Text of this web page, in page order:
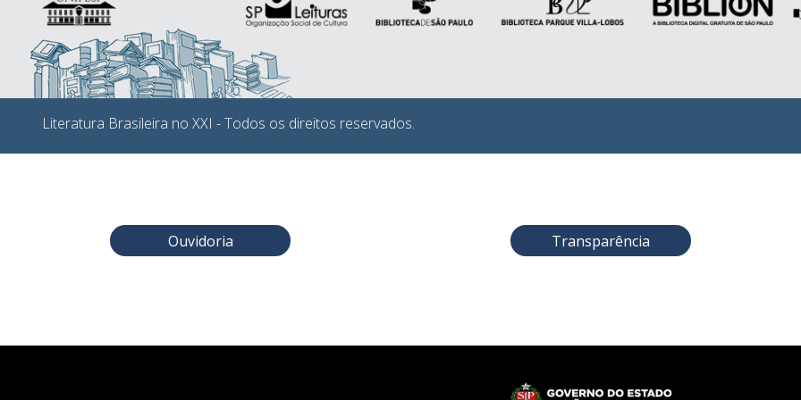
Literatura Brasileira no XXI - Todos os direitos reservados.
Ouvidoria Transparência